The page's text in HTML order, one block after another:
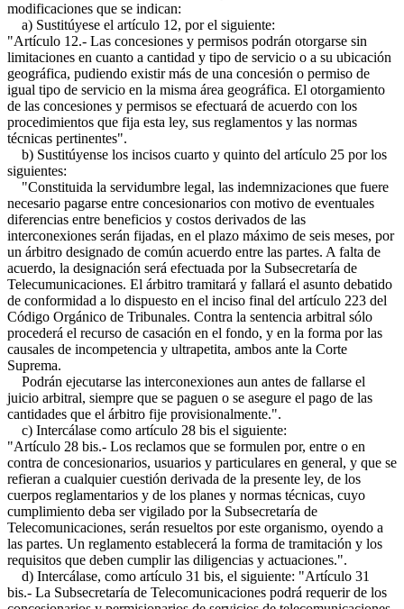
modificaciones que se indican:
a) Sustitúyese el artículo 12, por el siguiente:
"Artículo 12.- Las concesiones y permisos podrán otorgarse sin
limitaciones en cuanto a cantidad y tipo de servicio o a su ubicación
geográfica, pudiendo existir más de una concesión o permiso de
igual tipo de servicio en la misma área geográfica. El otorgamiento
de las concesiones y permisos se efectuará de acuerdo con los
procedimientos que fija esta ley, sus reglamentos y las normas
técnicas pertinentes".
b) Sustitúyense los incisos cuarto y quinto del artículo 25 por los
siguientes:
"Constituida la servidumbre legal, las indemnizaciones que fuere
necesario pagarse entre concesionarios con motivo de eventuales
diferencias entre beneficios y costos derivados de las
interconexiones serán fijadas, en el plazo máximo de seis meses, por
un árbitro designado de común acuerdo entre las partes. A falta de
acuerdo, la designación será efectuada por la Subsecretaría de
Telecumunicaciones. El árbitro tramitará y fallará el asunto debatido
de conformidad a lo dispuesto en el inciso final del artículo 223 del
Código Orgánico de Tribunales. Contra la sentencia arbitral sólo
procederá el recurso de casación en el fondo, y en la forma por las
causales de incompetencia y ultrapetita, ambos ante la Corte
Suprema.
Podrán ejecutarse las interconexiones aun antes de fallarse el
juicio arbitral, siempre que se paguen o se asegure el pago de las
cantidades que el árbitro fije provisionalmente.".
c) Intercálase como artículo 28 bis el siguiente:
"Artículo 28 bis.- Los reclamos que se formulen por, entre o en
contra de concesionarios, usuarios y particulares en general, y que se
refieran a cualquier cuestión derivada de la presente ley, de los
cuerpos reglamentarios y de los planes y normas técnicas, cuyo
cumplimiento deba ser vigilado por la Subsecretaría de
Telecomunicaciones, serán resueltos por este organismo, oyendo a
las partes. Un reglamento establecerá la forma de tramitación y los
requisitos que deben cumplir las diligencias y actuaciones.".
d) Intercálase, como artículo 31 bis, el siguiente: "Artículo 31
bis.- La Subsecretaría de Telecomunicaciones podrá requerir de los